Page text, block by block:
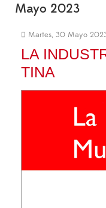
Mayo 2023
Martes, 30 Mayo
LA
TINA